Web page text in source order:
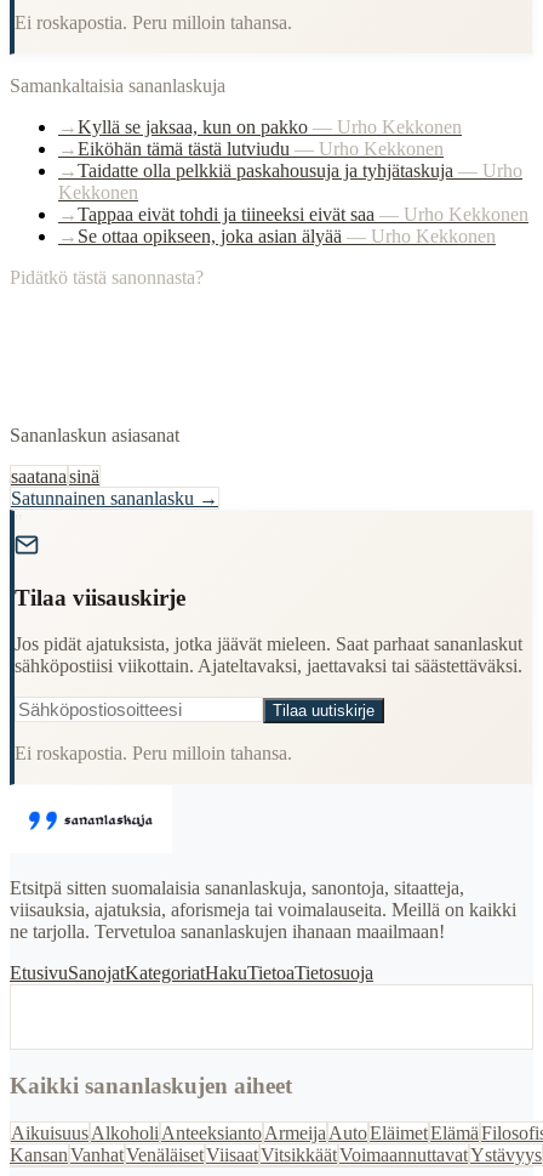
Ei roskapostia. Peru milloin tahansa.
Samankaltaisia sananlaskuja
→Kyllä se jaksaa, kun on pakko — Urho Kekkonen
→Eiköhän tämä tästä lutviudu — Urho Kekkonen
→Taidatte olla pelkkiä paskahousuja ja tyhjätaskuja — Urho
Kekkonen
→Tappaa eivät tohdi ja tiineeksi eivät saa — Urho Kekkonen
→ Se ottaa opikseen, joka asian älyää — Urho Kekkonen
Pidätkö tästä sanonnasta?
Sananlaskun asiasanat
saatanasinä
Satunnainen sananlasku →
Tilaa viisauskirje
Jos pidät ajatuksista, jotka jäävät mieleen. Saat parhaat sananlaskut
sähköpostiisi viikottain. Ajateltavaksi, jaettavaksi tai säästettäväksi.
Tilaa uutiskirje
Ei roskapostia. Peru milloin tahansa.
Etsitpä sitten suomalaisia sananlaskuja, sanontoja, sitaatteja,
viisauksia, ajatuksia, aforismeja tai voimalauseita. Meillä on kaikki
ne tarjolla. Tervetuloa sananlaskujen ihanaan maailmaan!
EtusivuSanojatKategoriatHakuTietoaTietosuoja
Kaikki sananlaskujen aiheet
AikuisuusAlkoholi AnteeksiantoArmeija AutoEläimetElämä
KansanVanhatVenäläisetViisaatVitsikkäätVoimaannuttavatYstävyys